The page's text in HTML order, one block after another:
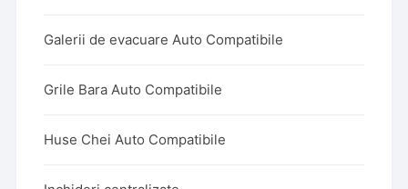
Galerii de evacuare Auto Compatibile
Grile Bara Auto Compatibile
Huse Chei Auto Compatibile